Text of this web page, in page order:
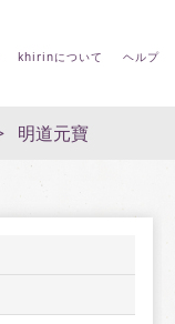
khirinについて ヘルプ
明道元寶